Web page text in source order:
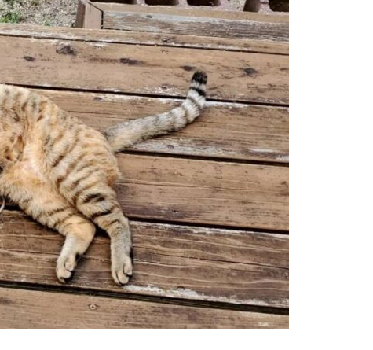
魯山人展に行ってまいりました
15日のお詣りをさせて頂きまし
た
2月 大炉の季節になりました